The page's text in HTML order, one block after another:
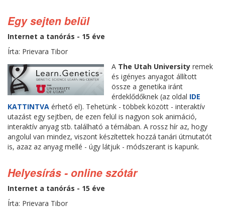
Egy sejten belül
Internet a tanórás - 15 éve
Írta: Prievara Tibor
A The Utah University remek
és igényes anyagot állított
össze a genetika iránt
érdeklődőknek (az oldal IDE
KATTINTVA érhető el). Tehetünk - többek között - interaktív
utazást egy sejtben, de ezen felül is nagyon sok animáció,
interaktív anyag stb. található a témában. A rossz hír az, hogy
angolul van mindez, viszont készítettek hozzá tanári útmutatót
is, azaz az anyag mellé - úgy látjuk - módszerant is kapunk.
Helyesírás - online szótár
Internet a tanórás - 15 éve
Írta: Prievara Tibor